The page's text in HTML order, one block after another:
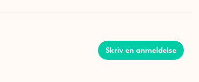
holde i telefonen.
Skriv en anmeldelse